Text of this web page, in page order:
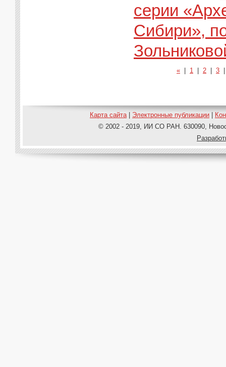
серии
Сибири»,
« 1 2 3
Карта сайта| Электронные публикации
© 2002 - 2019, ИИ СО РАН. 630090,